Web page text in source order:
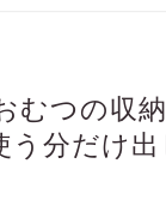
むつの収
う分だけ